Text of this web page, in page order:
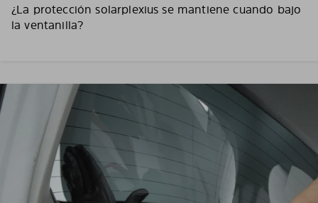
¿La protección solarplexius se mantiene cuando bajo
la ventanilla?